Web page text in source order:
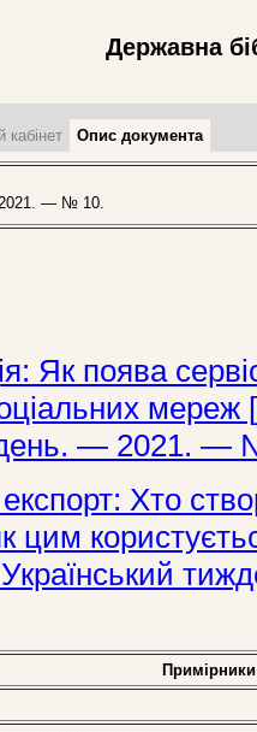
Державна
кабінет Опис документа
— № 10.
Як поява
мереж
— 2021.
Хто
цим
Український
Примірники